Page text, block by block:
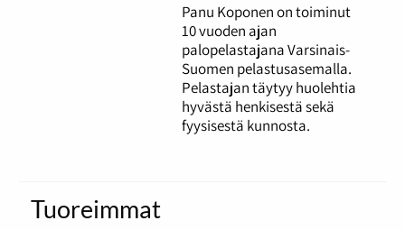
Panu Koponen on toiminut
10 vuoden ajan
palopelastajana Varsinais-
Suomen pelastusasemalla.
Pelastajan täytyy huolehtia
hyvästä henkisestä sekä
fyysisestä kunnosta.
Tuoreimmat